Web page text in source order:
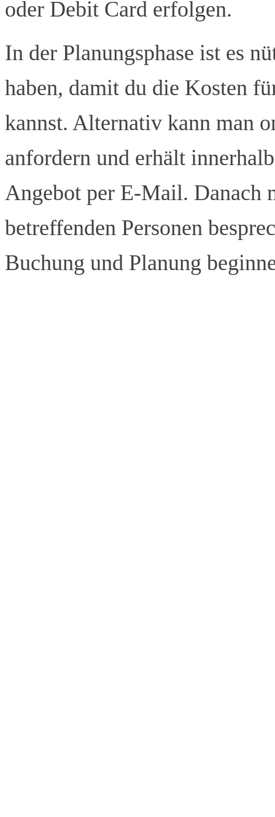
oder Debit Card erfolgen.
In der Planungsphase ist es
haben, damit du die Kosten
kannst. Alternativ kann man
anfordern und erhält
Angebot per E-Mail. Danach
betreffenden Personen
Buchung und Planung